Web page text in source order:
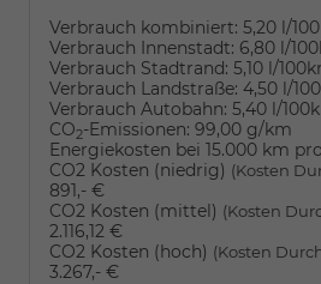
Verbrauch kombiniert: 5,20 l/
Verbrauch Innenstadt: 6,80 l/
Verbrauch Stadtrand: 5,10 l/
Verbrauch Landstraße: 4,50 l/
Verbrauch Autobahn: 5,40 l/
CO2-Emissionen: 99,00 g/km
Energiekosten bei 15.000 km
CO2 Kosten (niedrig) (Kosten
891,- €
CO2 Kosten (mittel) (Kosten
2.116,12 €
CO2 Kosten (hoch) (Kosten
3.267,- €